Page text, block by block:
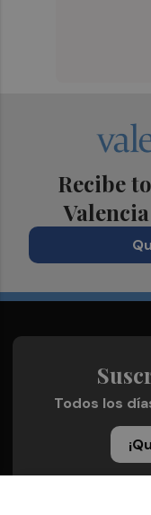
Recibe
Todos los